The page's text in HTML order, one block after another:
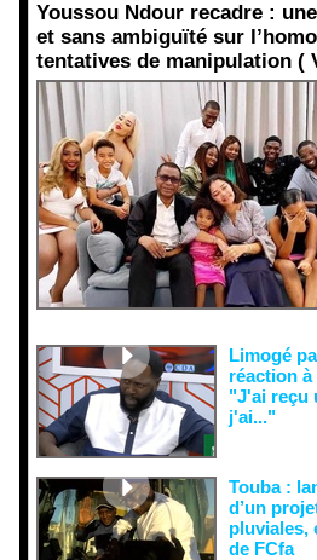
Youssou Ndour recadre :
et sans ambiguïté sur
tentatives de manipulation (
Limogé
réaction
"J'ai reçu
j'ai..."
Touba :
d’un
pluviales,
de FCfa ‎